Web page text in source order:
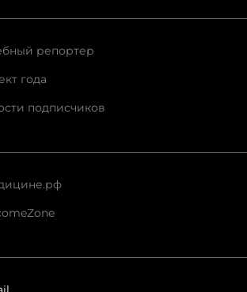
репортер
года
подписчиков